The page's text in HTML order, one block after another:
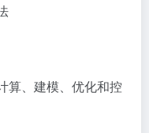
算、建模、优化和控